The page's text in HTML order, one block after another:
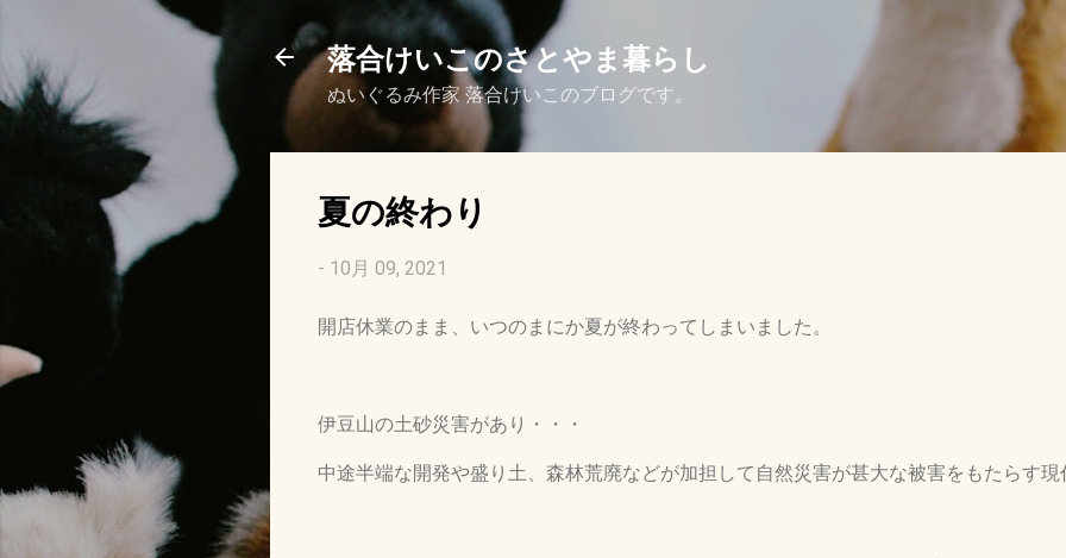
スキップしてメイン コンテンツに移動
落合けいこのさとやま暮らし
ぬいぐるみ作家 落合けいこのブログです。
夏の終わり
- 10月 09, 2021
開店休業のまま、いつのまにか夏が終わってしまいました。
伊豆山の土砂災害があり・・・
中途半端な開発や盛り土、森林荒廃などが加担して自然災害が甚大な被害をもたらす現